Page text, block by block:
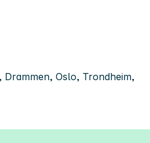
Oslo, Trondheim,